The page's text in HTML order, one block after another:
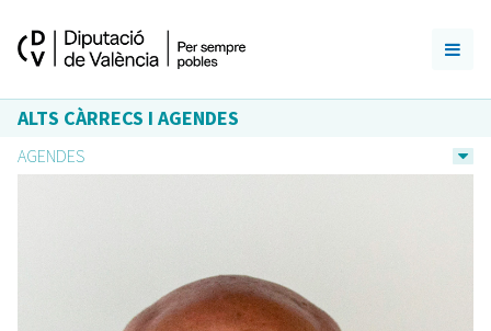
ALTS CÀRRECS I AGENDES
AGENDES